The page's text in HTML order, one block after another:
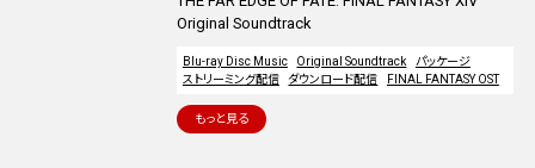
Original Soundtrack
Blu-ray Disc Music Original Soundtrack
パッケージ
ストリーミング配信
ダウンロード配信 FINAL FANTASY OST
もっと見る